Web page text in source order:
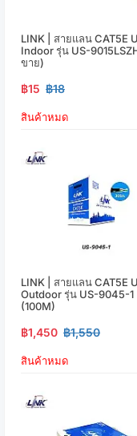
LINK | สายแลน CAT5E
Indoor รุ่น US-
ขาย)
฿15 ฿18
สินค้าหมด
LINK | สายแลน CAT5E
Outdoor รุ่น US-9045-1
(100M)
฿1,450 ฿1,550
สินค้าหมด